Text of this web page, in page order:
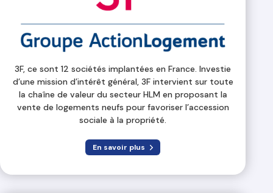
3F, ce sont 12 sociétés implantées en France. Investie
d’une mission d’intérêt général, 3F intervient sur toute
la chaîne de valeur du secteur HLM en proposant la
vente de logements neufs pour favoriser l’accession
sociale à la propriété.
En savoir plus